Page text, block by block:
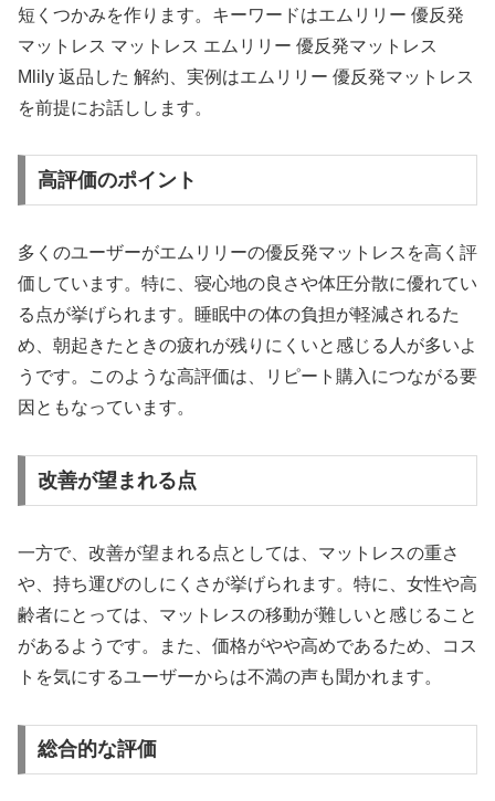
短くつかみを作ります。キーワードはエムリリー 優反発
マットレス マットレス エムリリー 優反発マットレス
Mlily 返品した 解約、実例はエムリリー 優反発マットレス
を前提にお話しします。
高評価のポイント
多くのユーザーがエムリリーの優反発マットレスを高く評
価しています。特に、寝心地の良さや体圧分散に優れてい
る点が挙げられます。睡眠中の体の負担が軽減されるた
め、朝起きたときの疲れが残りにくいと感じる人が多いよ
うです。このような高評価は、リピート購入につながる要
因ともなっています。
改善が望まれる点
一方で、改善が望まれる点としては、マットレスの重さ
や、持ち運びのしにくさが挙げられます。特に、女性や高
齢者にとっては、マットレスの移動が難しいと感じること
があるようです。また、価格がやや高めであるため、コス
トを気にするユーザーからは不満の声も聞かれます。
総合的な評価